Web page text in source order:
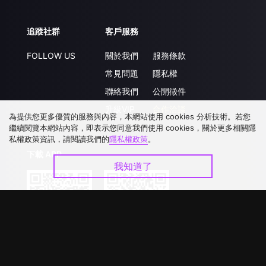
追蹤社群
FOLLOW US
客戶服務
關於我們
常見問題
聯絡我們
服務條款
隱私權
公開徵件
下載 APP
為提供您更多優質的服務與內容，本網站使用 cookies 分析技術。若您
繼續閱覽本網站內容，即表示您同意我們使用 cookies，關於更多相關隱
私權政策資訊，請閱讀我們的隱私權政策。
我知道了